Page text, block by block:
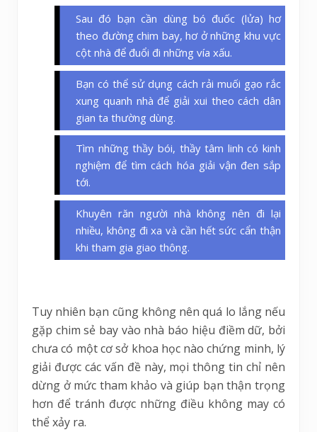
Sau đó bạn cần dùng bó đuốc (lửa) hơ
theo đường chim bay, hơ ở những khu vực
cột nhà để đuổi đi những vía xấu.
Bạn có thể sử dụng cách rải muối gạo rắc
xung quanh nhà để giải xui theo cách dân
gian ta thường dùng.
Tìm những thầy bói, thầy tâm linh có kinh
nghiệm để tìm cách hóa giải vận đen sắp
tới.
Khuyên răn người nhà không nên đi lại
nhiều, không đi xa và cần hết sức cẩn thận
khi tham gia giao thông.
Tuy nhiên bạn cũng không nên quá lo lắng nếu
gặp chim sẻ bay vào nhà báo hiệu điềm dữ, bởi
chưa có một cơ sở khoa học nào chứng minh, lý
giải được các vấn đề này, mọi thông tin chỉ nên
dừng ở mức tham khảo và giúp bạn thận trọng
hơn để tránh được những điều không may có
thể xảy ra.